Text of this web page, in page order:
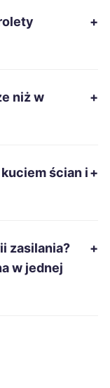
276 zł
+
niż w
+
ścian i+
zasilania?
w jednej
+